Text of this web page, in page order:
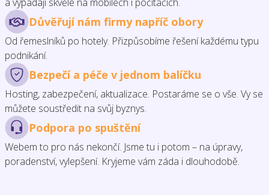
Důvěřují nám firmy napříč obory
Od řemeslníků po hotely. Přizpůsobíme řešení každému typu
podnikání.
Bezpečí a péče v jednom balíčku
Hosting, zabezpečení, aktualizace. Postaráme se o vše. Vy se
můžete soustředit na svůj byznys.
Podpora po spuštění
Webem to pro nás nekončí. Jsme tu i potom – na úpravy,
poradenství, vylepšení. Kryjeme vám záda i dlouhodobě.